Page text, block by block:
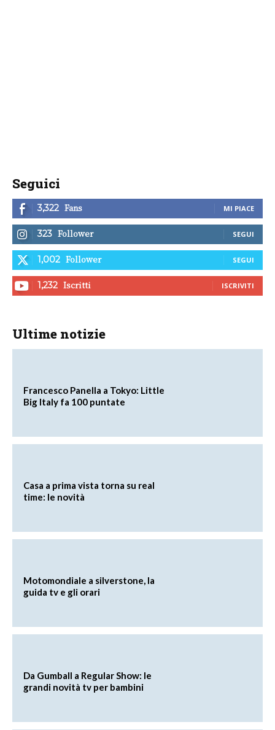
Seguici
3,322 Fans MI PIACE
323 Follower SEGUI
1,002 Follower SEGUI
1,232 Iscritti ISCRIVITI
Ultime notizie
Francesco Panella a Tokyo: Little
Big Italy fa 100 puntate
Casa a prima vista torna su real
time: le novità
Motomondiale a silverstone, la
guida tv e gli orari
Da Gumball a Regular Show: le
grandi novità tv per bambini